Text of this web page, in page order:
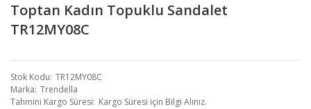
Toptan Kadın Topuklu Sandalet
TR12MY08C
Stok Kodu TR12MY08C
Marka Trendella
Tahmini Kargo Süresi Kargo Süresi için Bilgi Alınız.